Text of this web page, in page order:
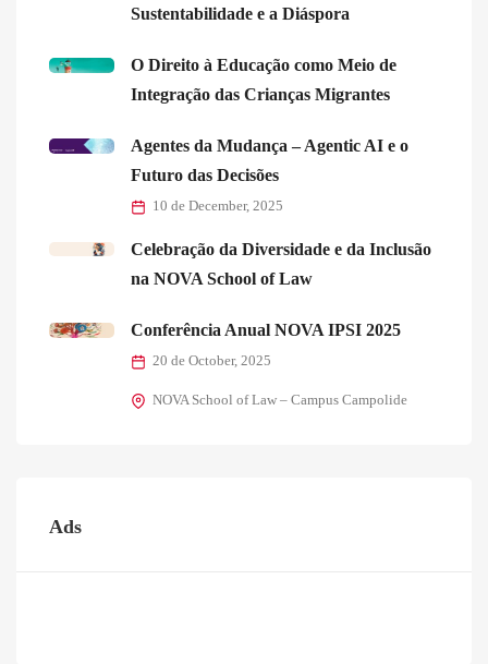
Sustentabilidade e a Diáspora
O Direito à Educação como Meio de
Integração das Crianças Migrantes
Agentes da Mudança – Agentic AI e o
Futuro das Decisões
10 de December, 2025
Celebração da Diversidade e da Inclusão
na NOVA School of Law
Conferência Anual NOVA IPSI 2025
20 de October, 2025
NOVA School of Law – Campus Campolide
Ads